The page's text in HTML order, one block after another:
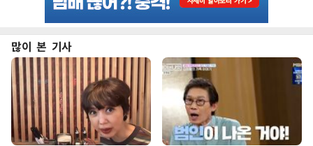
많이 본 기사